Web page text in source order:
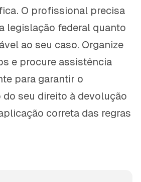
O profissional precisa
legislação federal quanto
ao seu caso. Organize
e procure assistência
para garantir o
seu direito à devolução
correta das regras